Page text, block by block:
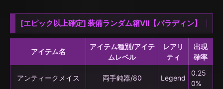
[エピック以上確定] 装備ランダム箱VII【パラディン】
アイテム名
アイテム種別/アイテ
ムレベル
レアリ
ティ
出現
確率
アンティークメイス 両手鈍器/80 Legend
0.25
0%